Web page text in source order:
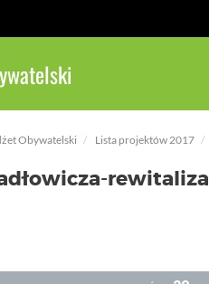
Obywatelski Lista projektów 2017